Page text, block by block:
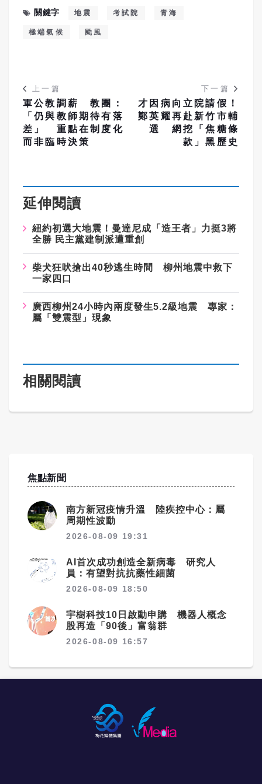
關鍵字
地震 考試院 青海
極端氣候 颱風
上一篇
軍公教調薪 教團：
「仍與教師期待有落
差」 重點在制度化
而非臨時決策
下一篇
才因病向立院請假！
鄭英耀再赴新竹市輔
選 網挖「焦糖條
款」黑歷史
延伸閱讀
紐約初選大地震！曼達尼成「造王者」力挺3將
全勝 民主黨建制派遭重創
柴犬狂吠搶出40秒逃生時間 柳州地震中救下
一家四口
廣西柳州24小時內兩度發生5.2級地震 專家：
屬「雙震型」現象
相關閱讀
焦點新聞
南方新冠疫情升溫 陸疾控中心：屬
周期性波動
2026-08-09 19:31
AI首次成功創造全新病毒 研究人
員：有望對抗抗藥性細菌
2026-08-09 18:50
宇樹科技10日啟動申購 機器人概念
股再造「90後」富翁群
2026-08-09 16:57